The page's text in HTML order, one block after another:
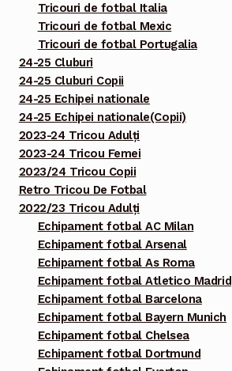
Tricouri de fotbal Italia
Tricouri de fotbal Mexic
Tricouri de fotbal Portugalia
24-25 Cluburi
24-25 Cluburi Copii
24-25 Echipei nationale
24-25 Echipei nationale(Copii)
2023-24 Tricou Adulți
2023-24 Tricou Femei
2023/24 Tricou Copii
Retro Tricou De Fotbal
2022/23 Tricou Adulți
Echipament fotbal AC Milan
Echipament fotbal Arsenal
Echipament fotbal As Roma
Echipament fotbal Atletico Madrid
Echipament fotbal Barcelona
Echipament fotbal Bayern Munich
Echipament fotbal Chelsea
Echipament fotbal Dortmund